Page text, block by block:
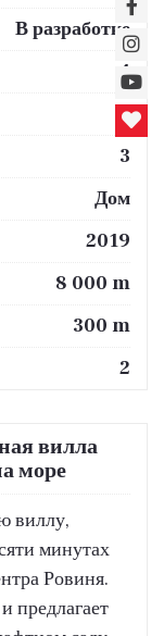
В разработке
4
3
3
Дом
2019
8 000 m
300 m
2
вилла
море
виллу,
минутах
Ровиня.
предлагает